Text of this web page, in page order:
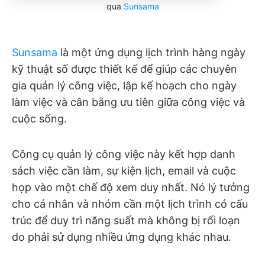
qua Sunsama
Sunsama là một ứng dụng lịch trình hàng ngày
kỹ thuật số được thiết kế để giúp các chuyên
gia quản lý công việc, lập kế hoạch cho ngày
làm việc và cân bằng ưu tiên giữa công việc và
cuộc sống.
Công cụ quản lý công việc này kết hợp danh
sách việc cần làm, sự kiện lịch, email và cuộc
họp vào một chế độ xem duy nhất. Nó lý tưởng
cho cá nhân và nhóm cần một lịch trình có cấu
trúc để duy trì năng suất mà không bị rối loạn
do phải sử dụng nhiều ứng dụng khác nhau.